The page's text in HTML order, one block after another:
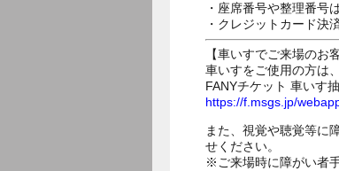
・座席番号や整理番号
・クレジットカード決
【車いすでご来場のお
車いすをご使用の方は
FANYチケット 車いす
https://f.msgs.jp/
また、視覚や聴覚等に
せください。
※ご来場時に障がい者